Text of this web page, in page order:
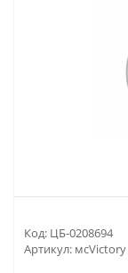
Код: ЦБ-0208694
Артикул: мсVictory